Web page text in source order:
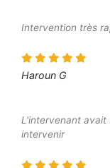
Intervention très
Haroun G
L'intervenant avait
intervenir